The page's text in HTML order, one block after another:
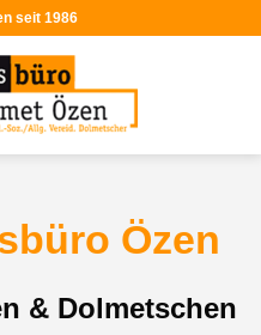
seit 1986
Özen
& Dolmetschen